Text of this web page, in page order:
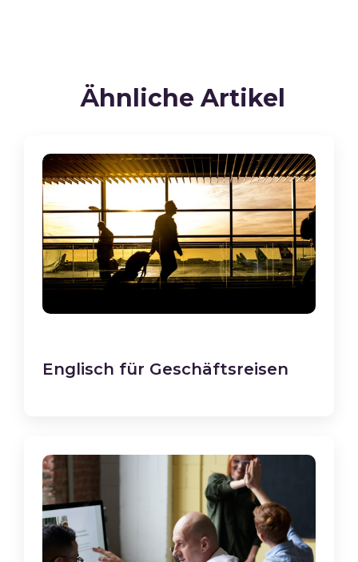
Ähnliche Artikel
Englisch für Geschäftsreisen